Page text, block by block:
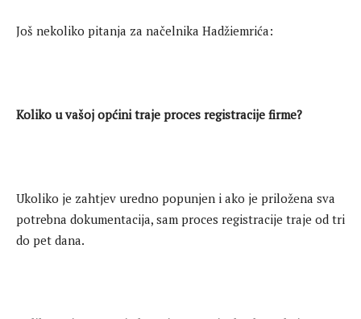
Još nekoliko pitanja za načelnika Hadžiemrića:
Koliko u vašoj općini traje proces registracije firme?
Ukoliko je zahtjev uredno popunjen i ako je priložena sva
potrebna dokumentacija, sam proces registracije traje od tri
do pet dana.